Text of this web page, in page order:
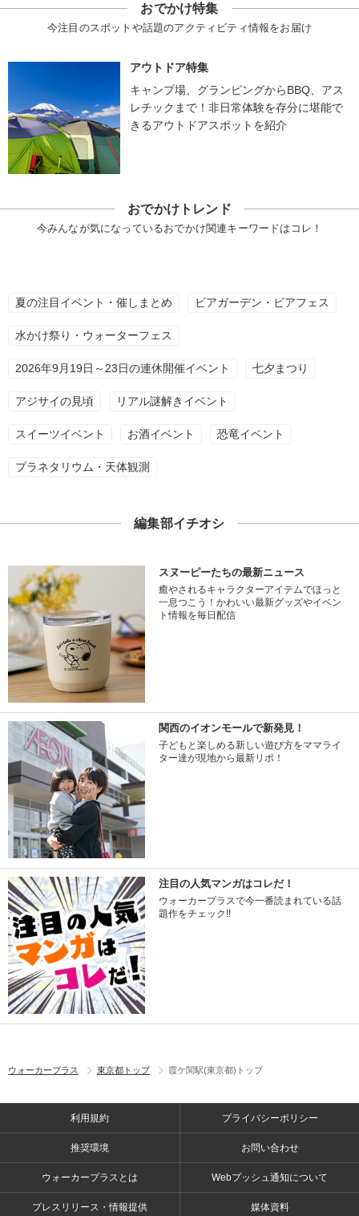
おでかけ特集
今注目のスポットや話題のアクティビティ情報をお届け
アウトドア特集
キャンプ場、グランピングからBBQ、アス
レチックまで！非日常体験を存分に堪能で
きるアウトドアスポットを紹介
おでかけトレンド
今みんなが気になっているおでかけ関連キーワードはコレ！
夏の注目イベント・催しまとめ ビアガーデン・ビアフェス
水かけ祭り・ウォーターフェス
2026年9月19日～23日の連休開催イベント 七夕まつり
アジサイの見頃 リアル謎解きイベント
スイーツイベント お酒イベント 恐竜イベント
プラネタリウム・天体観測
編集部イチオシ
スヌーピーたちの最新ニュース
癒やされるキャラクターアイテムでほっと
一息つこう！かわいい最新グッズやイベン
ト情報を毎日配信
関西のイオンモールで新発見！
子どもと楽しめる新しい遊び方をママライ
ター達が現地から最新リポ！
注目の人気マンガはコレだ！
ウォーカープラスで今一番読まれている話
題作をチェック!!
ウォーカープラス 東京都トップ 霞ケ関駅(東京都)トップ
利用規約 プライバシーポリシー
推奨環境 お問い合わせ
ウォーカープラスとは Webプッシュ通知について
プレスリリース・情報提供 媒体資料